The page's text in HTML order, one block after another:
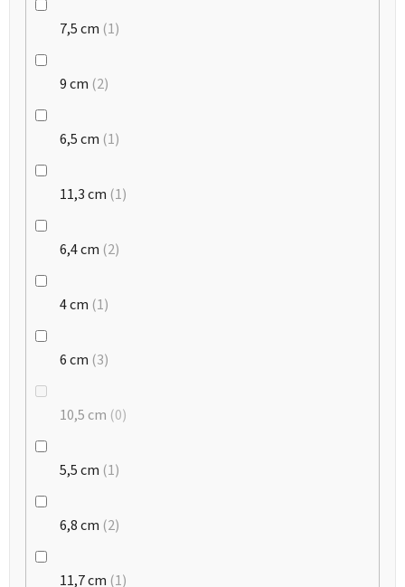
7,5 cm 1
9 cm 2
6,5 cm 1
11,3 cm 1
6,4 cm 2
4 cm 1
6 cm 3
10,5 cm 0
5,5 cm 1
6,8 cm 2
11,7 cm 1